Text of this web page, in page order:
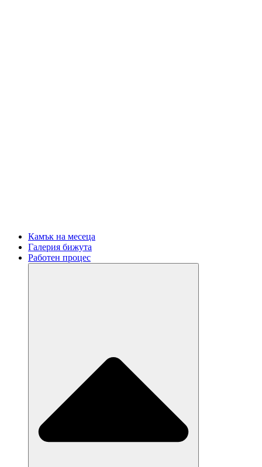
Камък на месеца
Галерия бижута
Работен процес